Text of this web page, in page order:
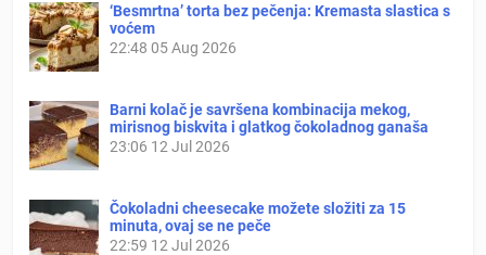
‘Besmrtna’ torta bez pečenja: Kremasta slastica s
voćem
22:48 05 Aug 2026
Barni kolač je savršena kombinacija mekog,
mirisnog biskvita i glatkog čokoladnog ganaša
23:06 12 Jul 2026
Čokoladni cheesecake možete složiti za 15
minuta, ovaj se ne peče
22:59 12 Jul 2026